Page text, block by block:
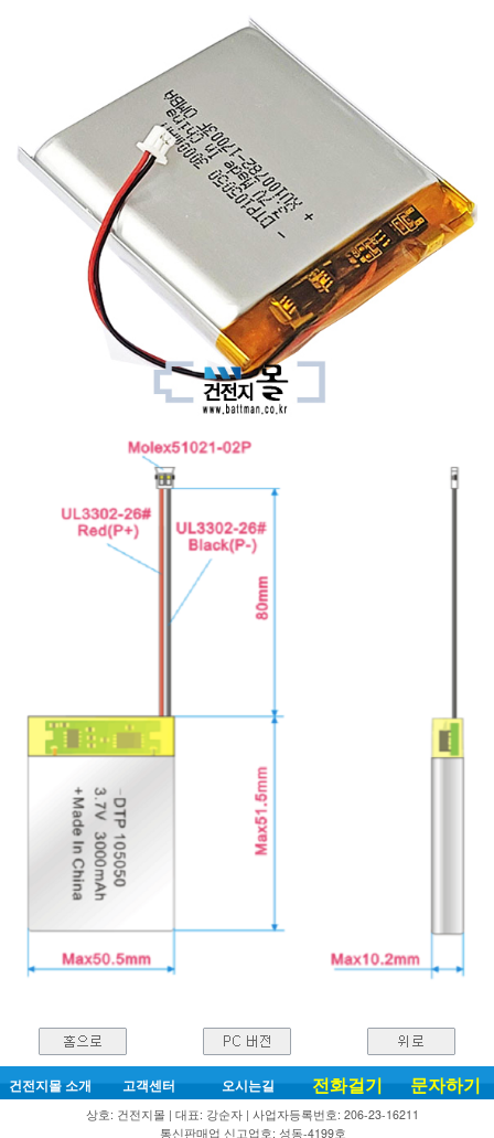
건전지몰 소개 고객센터 오시는길 전화걸기 문자하기
상호: 건전지몰 | 대표: 강순자 | 사업자등록번호: 206-23-16211
통신판매업 신고업호: 성동-4199호